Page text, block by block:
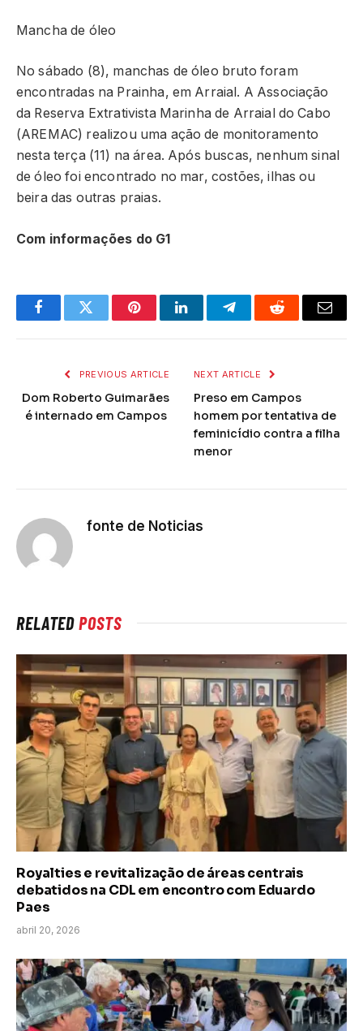
Mancha de óleo
No sábado (8), manchas de óleo bruto foram
encontradas na Prainha, em Arraial. A Associação
da Reserva Extrativista Marinha de Arraial do Cabo
(AREMAC) realizou uma ação de monitoramento
nesta terça (11) na área. Após buscas, nenhum sinal
de óleo foi encontrado no mar, costões, ilhas ou
beira das outras praias.
Com informações do G1
FacebookTwitter PinterestLinkedInTelegramReddit Email
PREVIOUS ARTICLE
Dom Roberto Guimarães
é internado em Campos
NEXT ARTICLE
Preso em Campos
homem por tentativa de
feminicídio contra a filha
menor
fonte de Noticias
RELATEDPOSTS
Royalties e revitalização de áreas centrais
debatidos na CDL em encontro com Eduardo
Paes
abril 20, 2026